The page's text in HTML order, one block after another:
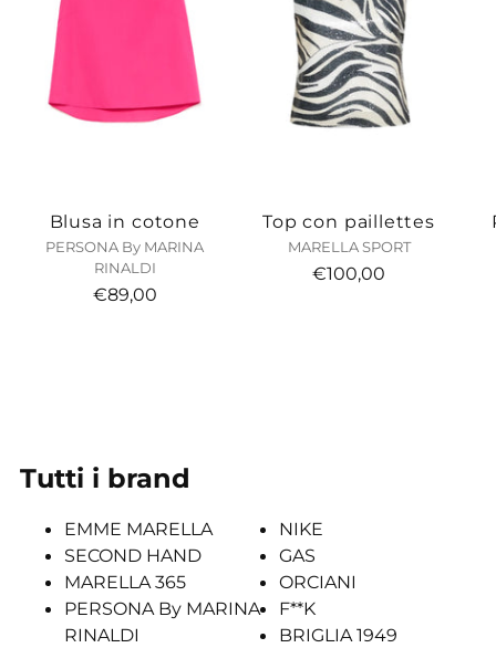
Blusa in cotone
PERSONA By MARINA
RINALDI
€89,00
Top con paillettes
MARELLA SPORT
€100,00
Tutti i brand
EMME MARELLA
SECOND HAND
MARELLA 365
PERSONA By MARINA
RINALDI
NIKE
GAS
ORCIANI
F**K
BRIGLIA 1949